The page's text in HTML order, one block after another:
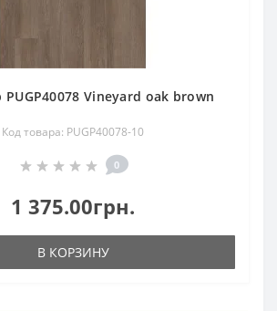
PUGP40078 Vineyard oak brown
Код товара: PUGP40078-10
0
1 375.00грн.
В КОРЗИНУ